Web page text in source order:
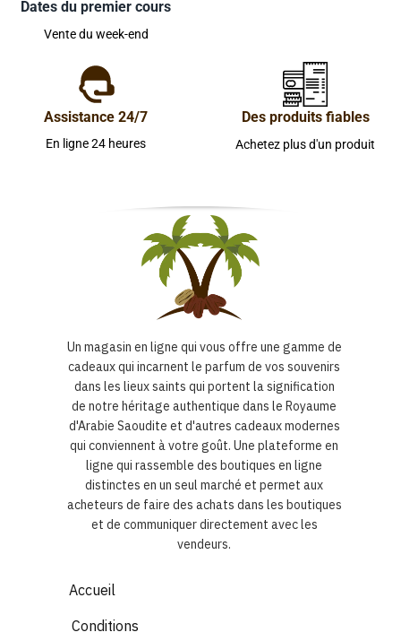
Dates du premier cours
Vente du week-end
Assistance 24/7
En ligne 24 heures
Des produits fiables
Achetez plus d'un produit
Un magasin en ligne qui vous offre une gamme de
cadeaux qui incarnent le parfum de vos souvenirs
dans les lieux saints qui portent la signification
de notre héritage authentique dans le Royaume
d'Arabie Saoudite et d'autres cadeaux modernes
qui conviennent à votre goût. Une plateforme en
ligne qui rassemble des boutiques en ligne
distinctes en un seul marché et permet aux
acheteurs de faire des achats dans les boutiques
et de communiquer directement avec les
vendeurs.
Accueil
Conditions